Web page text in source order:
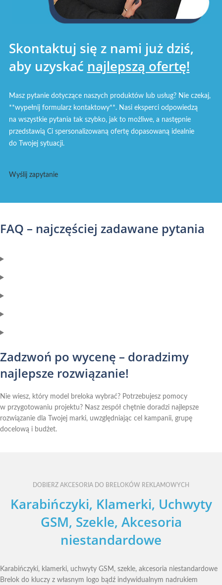
Skontaktuj się z nami już dziś,
aby uzyskać najlepszą ofertę!
Masz pytanie dotyczące naszych produktów lub usług? Nie czekaj,
**wypełnij formularz kontaktowy**. Nasi eksperci odpowiedzą
na wszystkie pytania tak szybko, jak to możliwe, a następnie
przedstawią Ci spersonalizowaną ofertę dopasowaną idealnie
do Twojej sytuacji.
Wyślij zapytanie
FAQ – najczęściej zadawane pytania
Zadzwoń po wycenę – doradzimy
najlepsze rozwiązanie!
Nie wiesz, który model breloka wybrać? Potrzebujesz pomocy
w przygotowaniu projektu? Nasz zespół chętnie doradzi najlepsze
rozwiązanie dla Twojej marki, uwzględniając cel kampanii, grupę
docelową i budżet.
DOBIERZ AKCESORIA DO BRELOKÓW REKLAMOWYCH
Karabińczyki, Klamerki, Uchwyty
GSM, Szekle, Akcesoria
niestandardowe
Karabińczyki, klamerki, uchwyty GSM, szekle, akcesoria niestandardowe
Brelok do kluczy z własnym logo bądź indywidualnym nadrukiem